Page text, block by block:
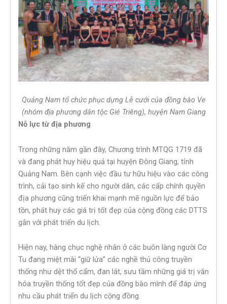
Quảng Nam tổ chức phục dựng Lễ cưới của đồng bào Ve
(nhóm địa phương dân tộc Gié Triêng), huyện Nam Giang
Nỗ lực từ địa phương
Trong những năm gần đây, Chương trình MTQG 1719 đã
và đang phát huy hiệu quả tại huyện Đông Giang, tỉnh
Quảng Nam. Bên cạnh việc đầu tư hữu hiệu vào các công
trình, cải tạo sinh kế cho người dân, các cấp chính quyền
địa phương cũng triển khai mạnh mẽ nguồn lực để bảo
tồn, phát huy các giá trị tốt đẹp của cộng đồng các DTTS
gắn với phát triển du lịch.
Hiện nay, hàng chục nghệ nhân ở các buôn làng người Cơ
Tu đang miệt mài “giữ lửa” các nghề thủ công truyền
thống như dệt thổ cẩm, đan lát, sưu tầm những giá trị văn
hóa truyền thống tốt đẹp của đồng bào mình để đáp ứng
nhu cầu phát triển du lịch cộng đồng.